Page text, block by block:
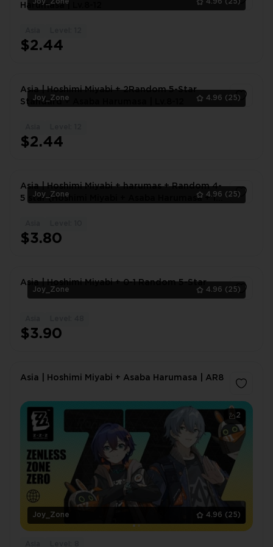
Joy_Zone 4.96 (25)
Harumasa | Lv.8-12
$2.44
Joy_Zone 4.96 (25)
Asia | Hoshimi Miyabi + 2Random 5-Star
Standard + Asaba Harumasa | Lv.8-12
$2.44
Joy_Zone 4.96 (25)
Asia | Hoshimi Miyabi + harumas + Random 4-
5 star (Hoshimi Miyabi + Asaba Harumasa + 1-
$3.80
Joy_Zone 4.96 (25)
Asia | Hoshimi Miyabi + 0-1 Random 5-Star
$3.90
2
Joy_Zone 4.96 (25)
Asia | Hoshimi Miyabi + Asaba Harumasa | AR8